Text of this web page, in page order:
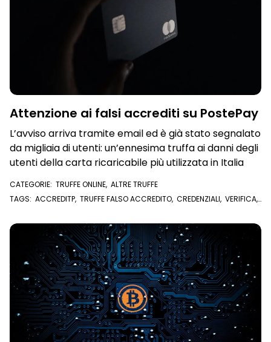
Attenzione ai falsi accrediti su PostePay
L’avviso arriva tramite email ed è già stato segnalato
da migliaia di utenti: un’ennesima truffa ai danni degli
utenti della carta ricaricabile più utilizzata in Italia
CATEGORIE: TRUFFE ONLINE, ALTRE TRUFFE
TAGS: ACCREDITP, TRUFFE FALSO ACCREDITO, CREDENZIALI, VERIFICA,